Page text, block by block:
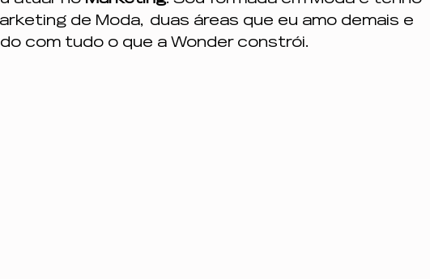
de Moda,  duas áreas que eu amo demais e
com tudo o que a Wonder constrói.